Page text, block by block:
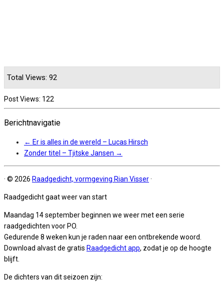
Total Views: 92
Post Views: 122
Berichtnavigatie
← Er is alles in de wereld – Lucas Hirsch
Zonder titel – Tjitske Jansen →
· © 2026 Raadgedicht, vormgeving Rian Visser·
Raadgedicht gaat weer van start
Maandag 14 september beginnen we weer met een serie
raadgedichten voor PO.
Gedurende 8 weken kun je raden naar een ontbrekende woord.
Download alvast de gratis Raadgedicht app, zodat je op de hoogte
blijft.
De dichters van dit seizoen zijn: